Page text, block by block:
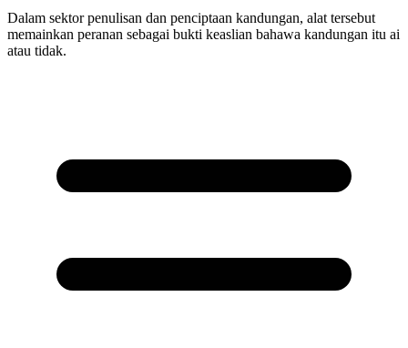
Dalam sektor penulisan dan penciptaan kandungan, alat tersebut
memainkan peranan sebagai bukti keaslian bahawa kandungan itu ai
atau tidak.